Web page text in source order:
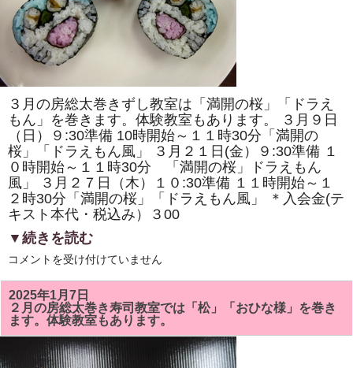
「正
ち
ゃ
ん」
ま
す。
体
験
教
室
も
あ
り
ま
す。
は
３月の房総太巻きずし教室は「満開の桜」「ドラえ
もん」を巻きます。体験教室もあります。 ３月９日
（日）９:30準備 10時開始～１１時30分「満開の
桜」「ドラえもん風」 ３月２１日(金）９:30準備 １
０時開始～１１時30分 「満開の桜」ドラえもん
風」 ３月２７日（木）１０:30準備 １１時開始～１
２時30分「満開の桜」「ドラえもん風」 ＊入会金(テ
キスト本代・税込み）３00
▼続きを読む
3
の
房
総
太
巻
き
コメントを受け付けていません
2025年1月7日
２月の房総太巻き寿司教室では「松」「おひな様」を巻き
ます。体験教室もあります。